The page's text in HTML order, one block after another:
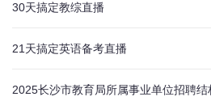
30天搞定教综直播
21天搞定英语备考直播
2025长沙市教育局所属事业单位招聘结